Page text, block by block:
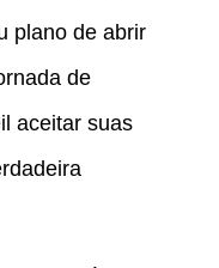
plano de abrir
de
aceitar suas